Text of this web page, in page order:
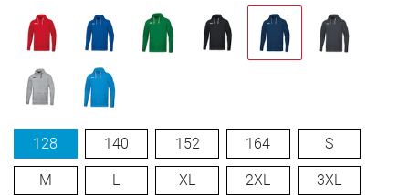
128 140 152 164 S
M L XL 2XL 3XL